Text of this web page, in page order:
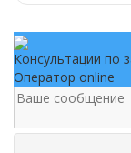
Консультации по
Оператор online